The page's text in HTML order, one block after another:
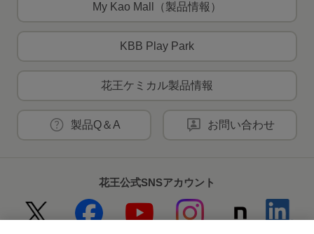
My Kao Mall（製品情報）
KBB Play Park
花王ケミカル製品情報
製品Q＆A お問い合わせ
花王公式SNSアカウント